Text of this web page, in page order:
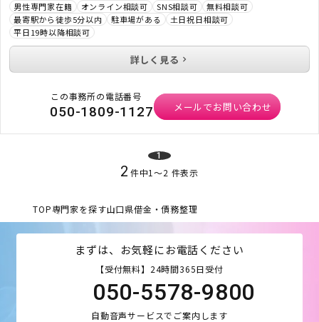
男性専門家在籍 オンライン相談可 SNS相談可
無料相談可
最寄駅から徒歩5分以内
駐車場がある
土日祝日相談可
平日19時以降相談可
詳しく見る
この事務所の電話番号
050-1809-1127 メールでお問い合わせ
1
2 件中1〜2 件表示
TOP専門家を探す山口県借金・債務整理
まずは、お気軽にお電話ください
【受付無料】24時間365日受付
050-5578-9800
自動音声サービスでご案内します